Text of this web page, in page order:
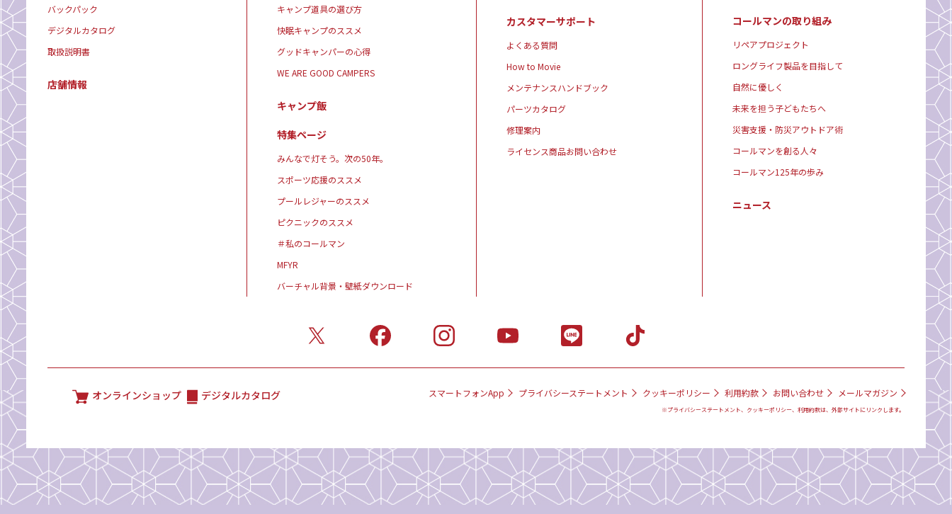
バックパック
デジタルカタログ
取扱説明書
店舗情報
キャンプ道具の選び方
快眠キャンプのススメ
グッドキャンパーの心得
WE ARE GOOD CAMPERS
キャンプ飯
特集ページ
みんなで灯そう。次の50年。
スポーツ応援のススメ
プールレジャーのススメ
ピクニックのススメ
＃私のコールマン
MFYR
バーチャル背景・壁紙ダウンロード
カスタマーサポート
よくある質問
How to Movie
メンテナンスハンドブック
パーツカタログ
修理案内
ライセンス商品お問い合わせ
コールマンの取り組み
リペアプロジェクト
ロングライフ製品を目指して
自然に優しく
未来を担う子どもたちへ
災害支援・防災アウトドア術
コールマンを創る人々
コールマン125年の歩み
ニュース
オンラインショップ デジタルカタログ スマートフォンApp プライバシーステートメント クッキーポリシー 利用約款 お問い合わせ メールマガジン
※プライバシーステートメント、クッキーポリシー、利用約款は、外部サイトにリンクします。